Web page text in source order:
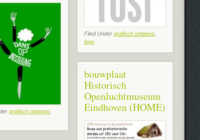
Filed Under grafisch ontwerp
logo
grafisch ontwerp
bouwplaat
Historisch
Openluchtmuseum
Eindhoven (HOME)